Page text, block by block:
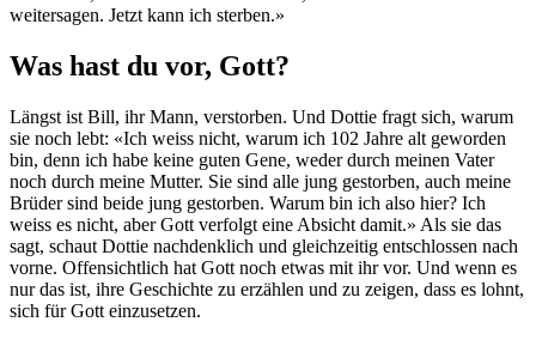
weitersagen. Jetzt kann ich sterben.»
Was hast du vor, Gott?
Längst ist Bill, ihr Mann, verstorben. Und Dottie fragt sich, warum
sie noch lebt: «Ich weiss nicht, warum ich 102 Jahre alt geworden
bin, denn ich habe keine guten Gene, weder durch meinen Vater
noch durch meine Mutter. Sie sind alle jung gestorben, auch meine
Brüder sind beide jung gestorben. Warum bin ich also hier? Ich
weiss es nicht, aber Gott verfolgt eine Absicht damit.» Als sie das
sagt, schaut Dottie nachdenklich und gleichzeitig entschlossen nach
vorne. Offensichtlich hat Gott noch etwas mit ihr vor. Und wenn es
nur das ist, ihre Geschichte zu erzählen und zu zeigen, dass es lohnt,
sich für Gott einzusetzen.